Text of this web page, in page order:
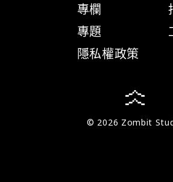
專欄
專題
隱私權政策
© 2026 Zombit